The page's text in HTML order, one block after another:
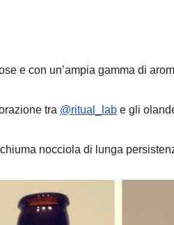
e con un’ampia gamma di
tra @ritual_lab e gli
nocciola di lunga